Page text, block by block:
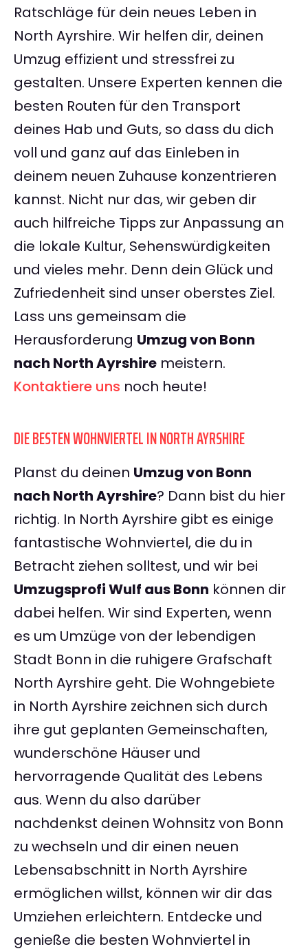
Ratschläge für dein neues Leben in
North Ayrshire. Wir helfen dir, deinen
Umzug effizient und stressfrei zu
gestalten. Unsere Experten kennen die
besten Routen für den Transport
deines Hab und Guts, so dass du dich
voll und ganz auf das Einleben in
deinem neuen Zuhause konzentrieren
kannst. Nicht nur das, wir geben dir
auch hilfreiche Tipps zur Anpassung an
die lokale Kultur, Sehenswürdigkeiten
und vieles mehr. Denn dein Glück und
Zufriedenheit sind unser oberstes Ziel.
Lass uns gemeinsam die
Herausforderung Umzug von Bonn
nach North Ayrshire meistern.
Kontaktiere uns noch heute!
DIE BESTEN WOHNVIERTEL IN NORTH AYRSHIRE
Planst du deinen Umzug von Bonn
nach North Ayrshire? Dann bist du hier
richtig. In North Ayrshire gibt es einige
fantastische Wohnviertel, die du in
Betracht ziehen solltest, und wir bei
Umzugsprofi Wulf aus Bonn können dir
dabei helfen. Wir sind Experten, wenn
es um Umzüge von der lebendigen
Stadt Bonn in die ruhigere Grafschaft
North Ayrshire geht. Die Wohngebiete
in North Ayrshire zeichnen sich durch
ihre gut geplanten Gemeinschaften,
wunderschöne Häuser und
hervorragende Qualität des Lebens
aus. Wenn du also darüber
nachdenkst deinen Wohnsitz von Bonn
zu wechseln und dir einen neuen
Lebensabschnitt in North Ayrshire
ermöglichen willst, können wir dir das
Umziehen erleichtern. Entdecke und
genieße die besten Wohnviertel in